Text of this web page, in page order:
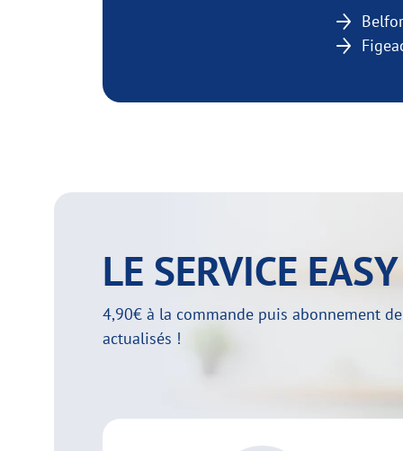
LE SERVICE
4,90€ à la commande puis abonnement
actualisés !